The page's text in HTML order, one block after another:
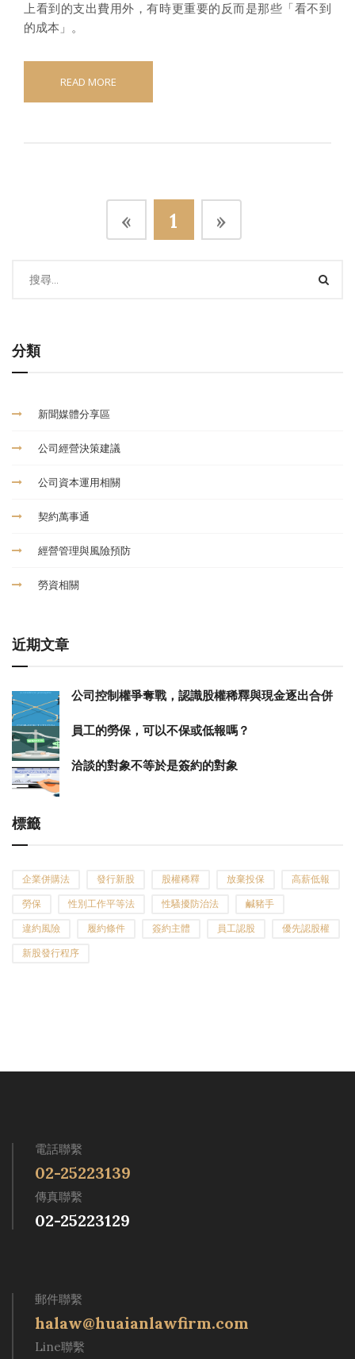
上看到的支出費用外，有時更重要的反而是那些「看不到
的成本」。
READ MORE
« 1 »
分類
新聞媒體分享區
公司經營決策建議
公司資本運用相關
契約萬事通
經營管理與風險預防
勞資相關
近期文章
公司控制權爭奪戰，認識股權稀釋與現金逐出合併
員工的勞保，可以不保或低報嗎？
洽談的對象不等於是簽約的對象
標籤
企業併購法 發行新股 股權稀釋 放棄投保 高薪低報
勞保 性別工作平等法 性騷擾防治法 鹹豬手
違約風險 履約條件 簽約主體 員工認股 優先認股權
新股發行程序
電話聯繫
02-25223139
傳真聯繫
02-25223129
郵件聯繫
halaw@huaianlawfirm.com
Line聯繫